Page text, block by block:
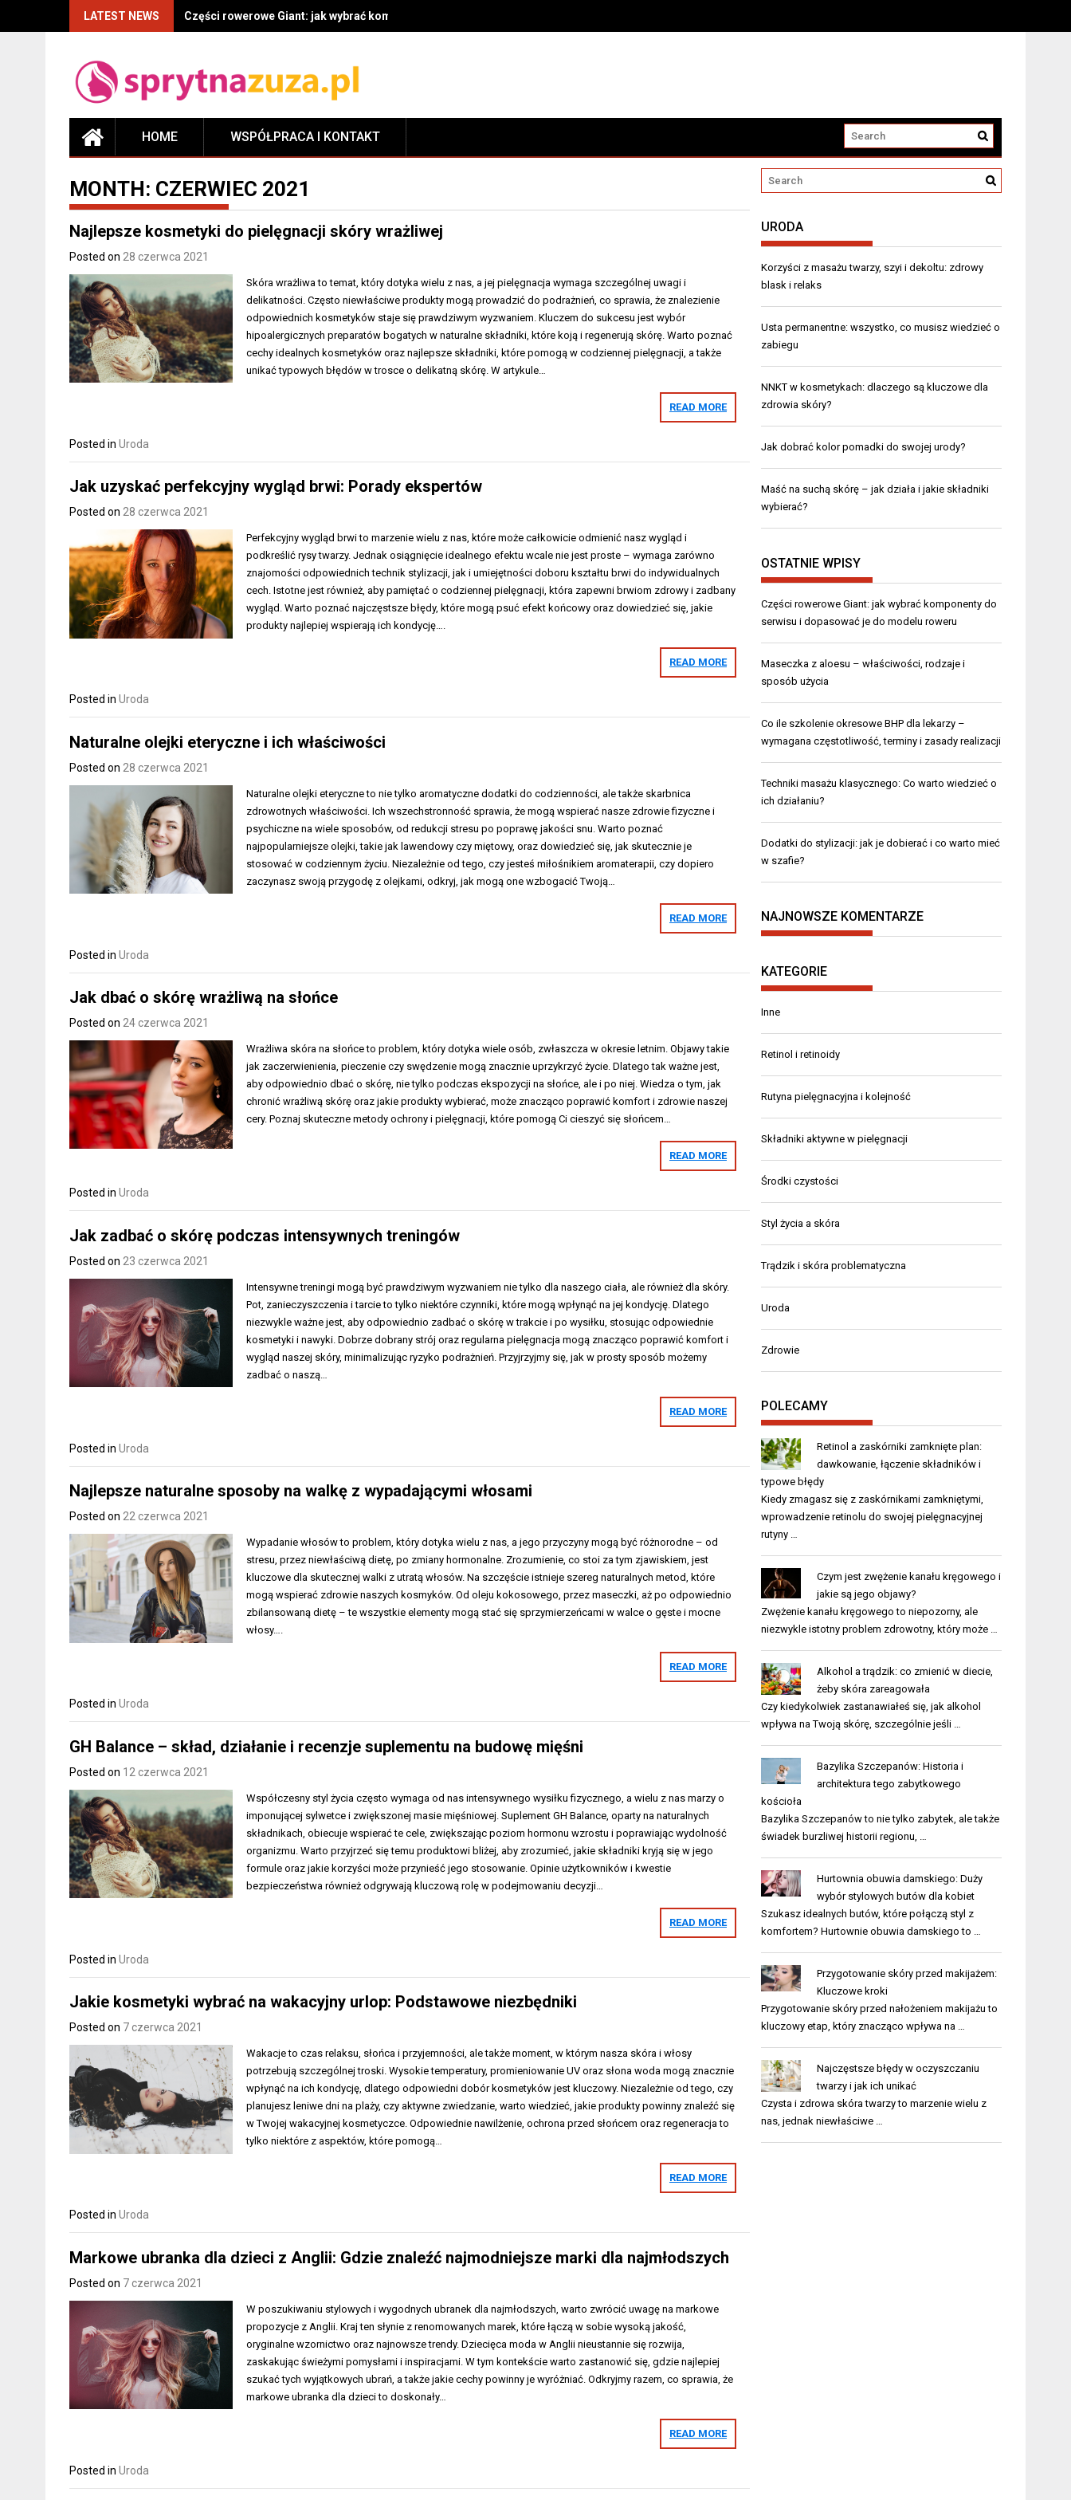
LATEST NEWS Części rowerowe Giant: jak wybrać komponenty do serwisu i dopasować je do modelu roweru
HOME WSPÓŁPRACA I KONTAKT
MONTH: CZERWIEC 2021
Najlepsze kosmetyki do pielęgnacji skóry wrażliwej
Posted on 28 czerwca 2021
Skóra wrażliwa to temat, który dotyka wielu z nas, a jej pielęgnacja wymaga szczególnej uwagi i
delikatności. Często niewłaściwe produkty mogą prowadzić do podrażnień, co sprawia, że znalezienie
odpowiednich kosmetyków staje się prawdziwym wyzwaniem. Kluczem do sukcesu jest wybór
hipoalergicznych preparatów bogatych w naturalne składniki, które koją i regenerują skórę. Warto poznać
cechy idealnych kosmetyków oraz najlepsze składniki, które pomogą w codziennej pielęgnacji, a także
unikać typowych błędów w trosce o delikatną skórę. W artykule…
READ MORE
Posted in Uroda
Jak uzyskać perfekcyjny wygląd brwi: Porady ekspertów
Posted on 28 czerwca 2021
Perfekcyjny wygląd brwi to marzenie wielu z nas, które może całkowicie odmienić nasz wygląd i
podkreślić rysy twarzy. Jednak osiągnięcie idealnego efektu wcale nie jest proste – wymaga zarówno
znajomości odpowiednich technik stylizacji, jak i umiejętności doboru kształtu brwi do indywidualnych
cech. Istotne jest również, aby pamiętać o codziennej pielęgnacji, która zapewni brwiom zdrowy i zadbany
wygląd. Warto poznać najczęstsze błędy, które mogą psuć efekt końcowy oraz dowiedzieć się, jakie
produkty najlepiej wspierają ich kondycję….
READ MORE
Posted in Uroda
Naturalne olejki eteryczne i ich właściwości
Posted on 28 czerwca 2021
Naturalne olejki eteryczne to nie tylko aromatyczne dodatki do codzienności, ale także skarbnica
zdrowotnych właściwości. Ich wszechstronność sprawia, że mogą wspierać nasze zdrowie fizyczne i
psychiczne na wiele sposobów, od redukcji stresu po poprawę jakości snu. Warto poznać
najpopularniejsze olejki, takie jak lawendowy czy miętowy, oraz dowiedzieć się, jak skutecznie je
stosować w codziennym życiu. Niezależnie od tego, czy jesteś miłośnikiem aromaterapii, czy dopiero
zaczynasz swoją przygodę z olejkami, odkryj, jak mogą one wzbogacić Twoją…
READ MORE
Posted in Uroda
Jak dbać o skórę wrażliwą na słońce
Posted on 24 czerwca 2021
Wrażliwa skóra na słońce to problem, który dotyka wiele osób, zwłaszcza w okresie letnim. Objawy takie
jak zaczerwienienia, pieczenie czy swędzenie mogą znacznie uprzykrzyć życie. Dlatego tak ważne jest,
aby odpowiednio dbać o skórę, nie tylko podczas ekspozycji na słońce, ale i po niej. Wiedza o tym, jak
chronić wrażliwą skórę oraz jakie produkty wybierać, może znacząco poprawić komfort i zdrowie naszej
cery. Poznaj skuteczne metody ochrony i pielęgnacji, które pomogą Ci cieszyć się słońcem…
READ MORE
Posted in Uroda
Jak zadbać o skórę podczas intensywnych treningów
Posted on 23 czerwca 2021
Intensywne treningi mogą być prawdziwym wyzwaniem nie tylko dla naszego ciała, ale również dla skóry.
Pot, zanieczyszczenia i tarcie to tylko niektóre czynniki, które mogą wpłynąć na jej kondycję. Dlatego
niezwykle ważne jest, aby odpowiednio zadbać o skórę w trakcie i po wysiłku, stosując odpowiednie
kosmetyki i nawyki. Dobrze dobrany strój oraz regularna pielęgnacja mogą znacząco poprawić komfort i
wygląd naszej skóry, minimalizując ryzyko podrażnień. Przyjrzyjmy się, jak w prosty sposób możemy
zadbać o naszą…
READ MORE
Posted in Uroda
Najlepsze naturalne sposoby na walkę z wypadającymi włosami
Posted on 22 czerwca 2021
Wypadanie włosów to problem, który dotyka wielu z nas, a jego przyczyny mogą być różnorodne – od
stresu, przez niewłaściwą dietę, po zmiany hormonalne. Zrozumienie, co stoi za tym zjawiskiem, jest
kluczowe dla skutecznej walki z utratą włosów. Na szczęście istnieje szereg naturalnych metod, które
mogą wspierać zdrowie naszych kosmyków. Od oleju kokosowego, przez maseczki, aż po odpowiednio
zbilansowaną dietę – te wszystkie elementy mogą stać się sprzymierzeńcami w walce o gęste i mocne
włosy….
READ MORE
Posted in Uroda
GH Balance – skład, działanie i recenzje suplementu na budowę mięśni
Posted on 12 czerwca 2021
Współczesny styl życia często wymaga od nas intensywnego wysiłku fizycznego, a wielu z nas marzy o
imponującej sylwetce i zwiększonej masie mięśniowej. Suplement GH Balance, oparty na naturalnych
składnikach, obiecuje wspierać te cele, zwiększając poziom hormonu wzrostu i poprawiając wydolność
organizmu. Warto przyjrzeć się temu produktowi bliżej, aby zrozumieć, jakie składniki kryją się w jego
formule oraz jakie korzyści może przynieść jego stosowanie. Opinie użytkowników i kwestie
bezpieczeństwa również odgrywają kluczową rolę w podejmowaniu decyzji…
READ MORE
Posted in Uroda
Jakie kosmetyki wybrać na wakacyjny urlop: Podstawowe niezbędniki
Posted on 7 czerwca 2021
Wakacje to czas relaksu, słońca i przyjemności, ale także moment, w którym nasza skóra i włosy
potrzebują szczególnej troski. Wysokie temperatury, promieniowanie UV oraz słona woda mogą znacznie
wpłynąć na ich kondycję, dlatego odpowiedni dobór kosmetyków jest kluczowy. Niezależnie od tego, czy
planujesz leniwe dni na plaży, czy aktywne zwiedzanie, warto wiedzieć, jakie produkty powinny znaleźć się
w Twojej wakacyjnej kosmetyczce. Odpowiednie nawilżenie, ochrona przed słońcem oraz regeneracja to
tylko niektóre z aspektów, które pomogą…
READ MORE
Posted in Uroda
Markowe ubranka dla dzieci z Anglii: Gdzie znaleźć najmodniejsze marki dla najmłodszych
Posted on 7 czerwca 2021
W poszukiwaniu stylowych i wygodnych ubranek dla najmłodszych, warto zwrócić uwagę na markowe
propozycje z Anglii. Kraj ten słynie z renomowanych marek, które łączą w sobie wysoką jakość,
oryginalne wzornictwo oraz najnowsze trendy. Dziecięca moda w Anglii nieustannie się rozwija,
zaskakując świeżymi pomysłami i inspiracjami. W tym kontekście warto zastanowić się, gdzie najlepiej
szukać tych wyjątkowych ubrań, a także jakie cechy powinny je wyróżniać. Odkryjmy razem, co sprawia, że
markowe ubranka dla dzieci to doskonały…
READ MORE
Posted in Uroda
URODA
Korzyści z masażu twarzy, szyi i dekoltu: zdrowy
blask i relaks
Usta permanentne: wszystko, co musisz wiedzieć o
zabiegu
NNKT w kosmetykach: dlaczego są kluczowe dla
zdrowia skóry?
Jak dobrać kolor pomadki do swojej urody?
Maść na suchą skórę – jak działa i jakie składniki
wybierać?
OSTATNIE WPISY
Części rowerowe Giant: jak wybrać komponenty do
serwisu i dopasować je do modelu roweru
Maseczka z aloesu – właściwości, rodzaje i
sposób użycia
Co ile szkolenie okresowe BHP dla lekarzy –
wymagana częstotliwość, terminy i zasady realizacji
Techniki masażu klasycznego: Co warto wiedzieć o
ich działaniu?
Dodatki do stylizacji: jak je dobierać i co warto mieć
w szafie?
NAJNOWSZE KOMENTARZE
KATEGORIE
Inne
Retinol i retinoidy
Rutyna pielęgnacyjna i kolejność
Składniki aktywne w pielęgnacji
Środki czystości
Styl życia a skóra
Trądzik i skóra problematyczna
Uroda
Zdrowie
POLECAMY
Retinol a zaskórniki zamknięte plan:
dawkowanie, łączenie składników i
typowe błędy
Kiedy zmagasz się z zaskórnikami zamkniętymi,
wprowadzenie retinolu do swojej pielęgnacyjnej
rutyny …
Czym jest zwężenie kanału kręgowego i
jakie są jego objawy?
Zwężenie kanału kręgowego to niepozorny, ale
niezwykle istotny problem zdrowotny, który może …
Alkohol a trądzik: co zmienić w diecie,
żeby skóra zareagowała
Czy kiedykolwiek zastanawiałeś się, jak alkohol
wpływa na Twoją skórę, szczególnie jeśli …
Bazylika Szczepanów: Historia i
architektura tego zabytkowego
kościoła
Bazylika Szczepanów to nie tylko zabytek, ale także
świadek burzliwej historii regionu, …
Hurtownia obuwia damskiego: Duży
wybór stylowych butów dla kobiet
Szukasz idealnych butów, które połączą styl z
komfortem? Hurtownie obuwia damskiego to …
Przygotowanie skóry przed makijażem:
Kluczowe kroki
Przygotowanie skóry przed nałożeniem makijażu to
kluczowy etap, który znacząco wpływa na …
Najczęstsze błędy w oczyszczaniu
twarzy i jak ich unikać
Czysta i zdrowa skóra twarzy to marzenie wielu z
nas, jednak niewłaściwe …